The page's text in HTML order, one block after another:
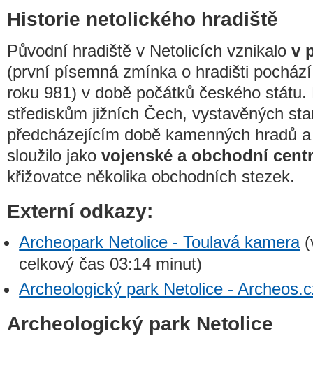
Historie netolického hradiště
Původní hradiště v Netolicích vznikalo v
(první písemná zmínka o hradišti
roku 981) v době počátků českého
střediskům jižních Čech, vystavěných
předcházejícím době kamenných hradů
sloužilo jako vojenské a obchodní
křižovatce několika obchodních stezek.
Externí odkazy:
Archeopark Netolice - Toulavá kamera
celkový čas 03:14 minut)
Archeologický park Netolice -
Archeologický park Netolice